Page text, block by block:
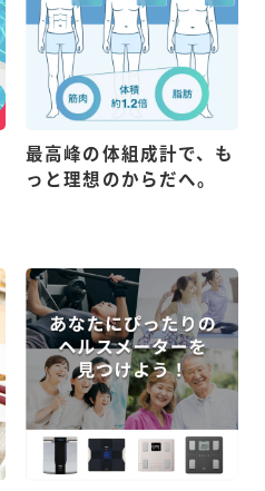
最高峰の体組成計で、も
っと理想のからだへ。